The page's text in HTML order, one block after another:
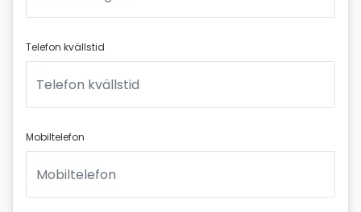
Telefon kvällstid
Mobiltelefon